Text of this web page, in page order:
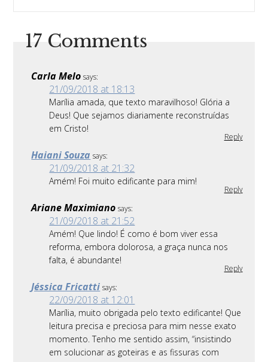
17 Comments
Carla Melo says:
21/09/2018 at 18:13
Marília amada, que texto maravilhoso! Glória a
Deus! Que sejamos diariamente reconstruídas
em Cristo!
Reply
Haiani Souza says:
21/09/2018 at 21:32
Amém! Foi muito edificante para mim!
Reply
Ariane Maximiano says:
21/09/2018 at 21:52
Amém! Que lindo! É como é bom viver essa
reforma, embora dolorosa, a graça nunca nos
falta, é abundante!
Reply
Jéssica Fricatti says:
22/09/2018 at 12:01
Marília, muito obrigada pelo texto edificante! Que
leitura precisa e preciosa para mim nesse exato
momento. Tenho me sentido assim, “insistindo
em solucionar as goteiras e as fissuras com